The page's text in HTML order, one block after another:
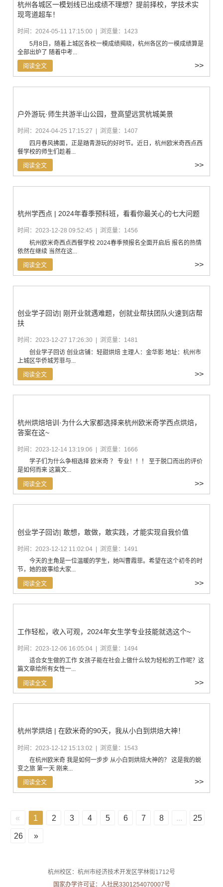
杭州各城区一模划线已出成绩不理想？提前择校，学技术实
现弯道超车！
时间：2024-05-11 17:15:00 | 浏览量：1423
5月8日，随着上城区各校一模成绩揭晓，杭州各区的一模成绩算是
全部出炉了 随着中考...
阅读全文 >>
户外游玩·师生共游半山公园，登高望远赏杭城美景
时间：2024-04-25 17:15:27 | 浏览量：1407
四月春风拂面，正是踏青游玩的好时节。近日，杭州欧米奇西点西
餐学校的师生们趁着...
阅读全文 >>
杭州学西点 | 2024年春季预科班，看看你最关心的七大问题
时间：2023-12-28 09:52:45 | 浏览量：1456
杭州欧米奇西点西餐学校 2024春季预报名全面开启后 报名的热情
依然在继续 当然在这...
阅读全文 >>
创业学子回访| 刚开业就遇难题，创就业帮扶团队火速到店帮
扶
时间：2023-12-27 17:26:30 | 浏览量：1481
创业学子回访 创业店铺：轻甜烘焙 主理人：金华影 地址：杭州市
上城区华侨城芳菲与...
阅读全文 >>
杭州烘焙培训·为什么大家都选择来杭州欧米奇学西点烘焙，
答案在这~
时间：2023-12-14 13:19:06 | 浏览量：1666
学子们为什么争相选择 欧米奇 ？ 专业！！！ 至于脱口而出的评价
是如何而来 这篇文...
阅读全文 >>
创业学子回访| 敢想，敢做，敢实践，才能实现自我价值
时间：2023-12-12 11:02:04 | 浏览量：1491
今天的主角是一位温暖的学生，她叫曹霞菲。希望在这个初冬的时
节，她的故事给大家...
阅读全文 >>
工作轻松，收入可观，2024年女生学专业技能就选这个~
时间：2023-12-06 16:05:04 | 浏览量：1494
适合女生做的工作 女孩子能在社会上做什么较为轻松的工作呢？这
篇文章给所有女性一...
阅读全文 >>
杭州学烘焙 | 在欧米奇的90天，我从小白到烘焙大神！
时间：2023-12-12 15:13:02 | 浏览量：1543
在杭州欧米奇 我是如何一步步 从小白到烘焙大神的？ 这是我的蜕
变之旅 第一天 刚来...
阅读全文 >>
« 1 2 3 4 5 6 7 8 ... 25
26 »
杭州校区：杭州市经济技术开发区学林街1712号
国家办学许可证：人社民3301254070007号